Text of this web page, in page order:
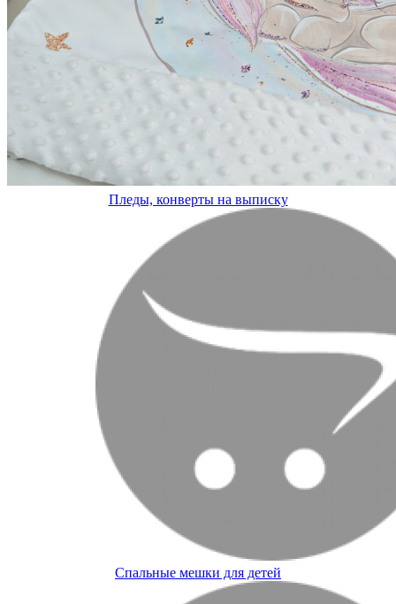
Пледы, конверты на выписку
Спальные мешки для детей